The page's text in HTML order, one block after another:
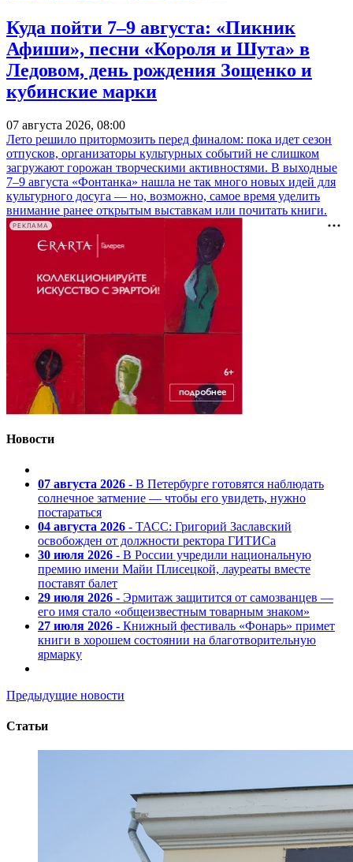
Куда пойти 7–9 августа: «Пикник
Афиши», песни «Короля и Шута» в
Ледовом, день рождения Зощенко и
кубинские марки
07 августа 2026, 08:00
Лето решило притормозить перед финалом: пока идет сезон
отпусков, организаторы культурных событий не слишком
загружают горожан творческими активностями. В выходные
7–9 августа «Фонтанка» нашла не так много новых идей для
культурного досуга — но, возможно, самое время уделить
внимание ранее открытым выставкам или почитать книги.
РЕКЛАМА
Новости
07 августа 2026 - В Петербурге готовятся наблюдать
солнечное затмение — чтобы его увидеть, нужно
постараться
04 августа 2026 - ТАСС: Григорий Заславский
освобожден от должности ректора ГИТИСа
30 июля 2026 - В России учредили национальную
премию имени Майи Плисецкой, лауреаты вместе
поставят балет
29 июля 2026 - Эрмитаж защитится от самозванцев —
его имя стало «общеизвестным товарным знаком»
27 июля 2026 - Книжный фестиваль «Фонарь» примет
книги в хорошем состоянии на благотворительную
ярмарку
Предыдущие новости
Статьи